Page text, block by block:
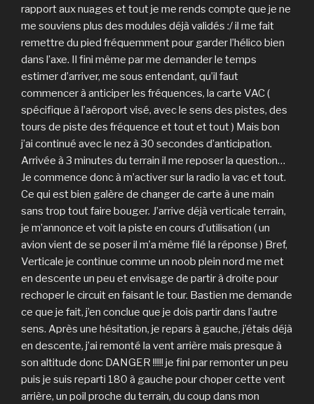
rapport aux nuages et tout je me rends compte que je ne
me souviens plus des modules déjà validés :/ il me fait
remettre du pied fréquemment pour garder l’hélico bien
dans l’axe. Il fini même par me demander le temps
estimer d’arriver, me sous entendant, qu’il faut
commencer à anticiper les fréquences, la carte VAC (
spécifique à l’aéroport visé, avec le sens des pistes, des
tours de piste des fréquence et tout et tout ) Mais bon
j’ai continué avec le nez à 30 secondes d’anticipation.
Arrivée à 3 minutes du terrain il me reposer la question…
Je commence donc à m’activer sur la radio la vac et tout.
Ce qui est bien galère de changer de carte à une main
sans trop tout faire bouger. J’arrive déjà verticale terrain,
je m’annonce et voit la piste en cours d’utilisation ( un
avion vient de se poser il m’a même filé la réponse ) Bref,
Verticale je continue comme un noob plein nord me met
en descente un peu et envisage de partir à droite pour
rechoper le circuit en faisant le tour. Bastien me demande
ce que je fait, j’en conclue que je dois partir dans l’autre
sens. Après une hésitation, je repars à gauche, j’étais déjà
en descente, j’ai remonté la vent arrière mais presque à
son altitude donc DANGER !!!!! je fini par remonter un peu
puis je suis reparti 180 à gauche pour choper cette vent
arrière, un poil proche du terrain, du coup dans mon